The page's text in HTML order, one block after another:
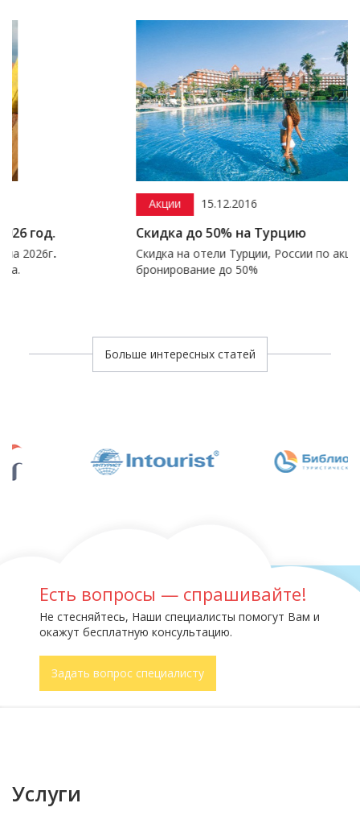
15.12.2016
Скидка до 50% на Турцию
Скидка на отели Турции, России по акции раннего
бронирование до 50%
Больше интересных статей
Есть вопросы — спрашивайте!
Не стесняйтесь, Наши специалисты помогут Вам и
окажут бесплатную консультацию.
Задать вопрос специалисту
Услуги